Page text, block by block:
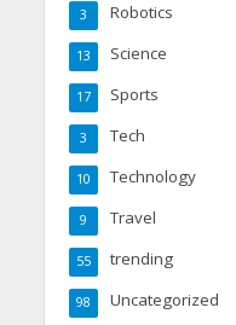
Robotics
3
Science
13
Sports
17
Tech
3
Technology
10
Travel
9
trending
55
Uncategorized
98